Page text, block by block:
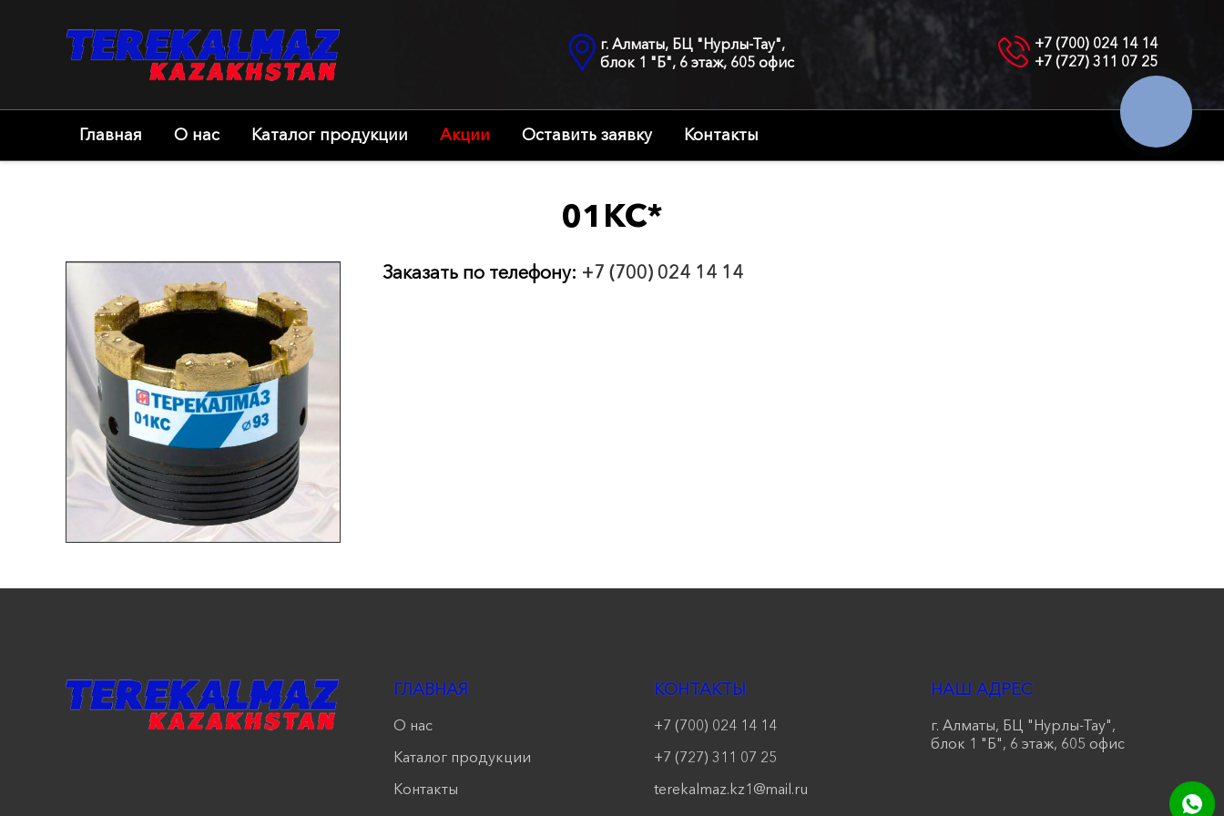
г. Алматы, БЦ "Нурлы-Тау",
блок 1 "Б", 6 этаж, 605 офис
+7 (700) 024 14 14
+7 (727) 311 07 25
Главная О нас Каталог продукции Акции Оставить заявку Контакты
01КС*
Заказать по телефону: +7 (700) 024 14 14
ГЛАВНАЯ
О нас
Каталог продукции
Контакты
КОНТАКТЫ
+7 (700) 024 14 14
+7 (727) 311 07 25
terekalmaz.kz1@mail.ru
НАШ АДРЕС
г. Алматы, БЦ "Нурлы-Тау",
блок 1 "Б", 6 этаж, 605 офис